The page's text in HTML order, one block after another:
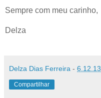
Sempre com meu carinho,
Delza
Delza Dias Ferreira - 6.12.13
Compartilhar